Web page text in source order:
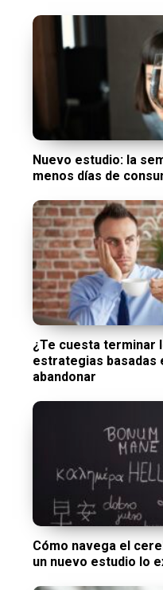
Nuevo estudio: la
menos días de
¿Te cuesta terminar
estrategias basadas
abandonar
Cómo navega el
un nuevo estudio lo